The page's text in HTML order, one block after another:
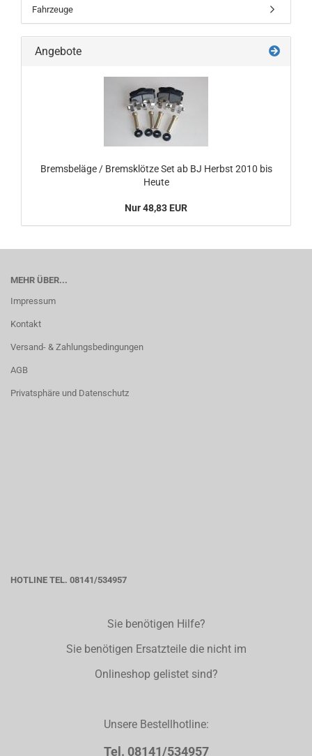
Fahrzeuge
Angebote
Bremsbeläge / Bremsklötze Set ab BJ Herbst 2010 bis
Heute
Nur 48,83 EUR
MEHR ÜBER...
Impressum
Kontakt
Versand- & Zahlungsbedingungen
AGB
Privatsphäre und Datenschutz
HOTLINE TEL. 08141/534957
Sie benötigen Hilfe?
Sie benötigen Ersatzteile die nicht im
Onlineshop gelistet sind?
Unsere Bestellhotline:
Tel. 08141/534957